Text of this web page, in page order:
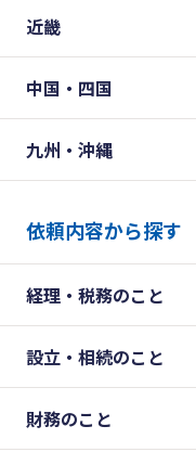
近畿
中国・四国
九州・沖縄
依頼内容から探す
経理・税務のこと
設立・相続のこと
財務のこと